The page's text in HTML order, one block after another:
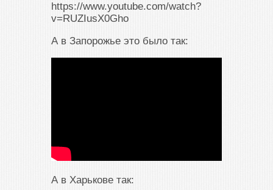
https://www.youtube.com/watch?
v=RUZIusX0Gho
А в Запорожье это было так:
А в Харькове так: